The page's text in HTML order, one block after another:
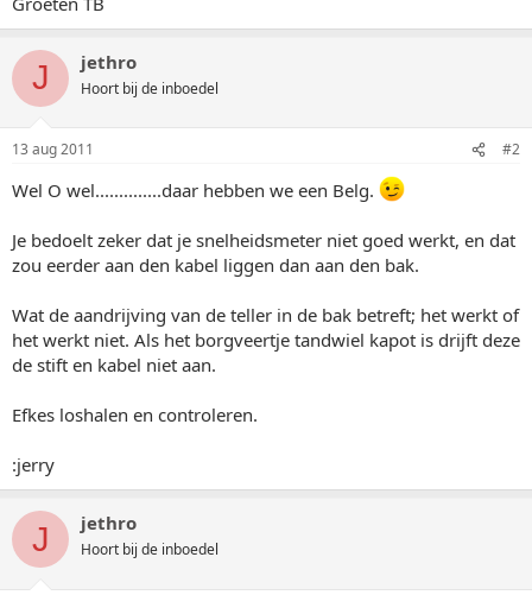
J jethro
Hoort bij de inboedel
13 aug 2011 #2
Wel O wel..............daar hebben we een Belg.
Je bedoelt zeker dat je snelheidsmeter niet goed werkt, en dat
zou eerder aan den kabel liggen dan aan den bak.
Wat de aandrijving van de teller in de bak betreft; het werkt of
het werkt niet. Als het borgveertje tandwiel kapot is drijft deze
de stift en kabel niet aan.
Efkes loshalen en controleren.
:jerry
J jethro
Hoort bij de inboedel